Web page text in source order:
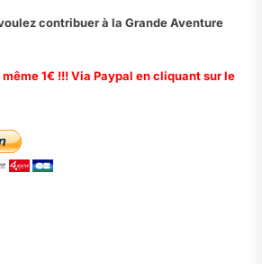
contribuer à la Grande Aventure
1€ !!! Via Paypal en cliquant sur le